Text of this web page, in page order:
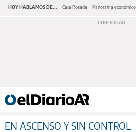
HOY HABLAMOS DE... Casa Rosada Panorama económico
EN ASCENSO Y SIN CONTROL